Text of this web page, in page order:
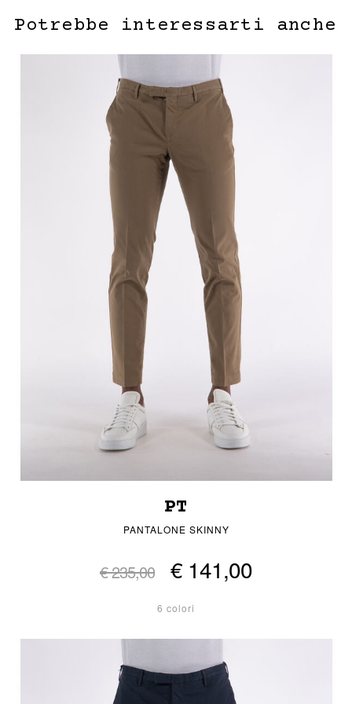
Potrebbe interessarti anche
PT
PANTALONE SKINNY
€ 235,00 € 141,00
6 colori